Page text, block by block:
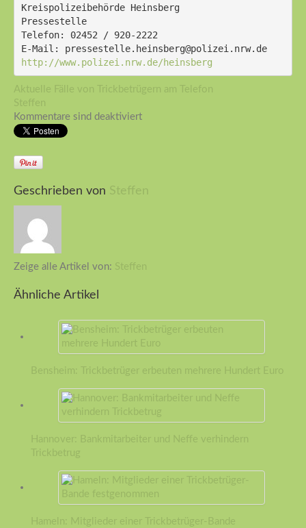
Kreispolizeibehörde Heinsberg
Pressestelle
Telefon: 02452 / 920-2222
E-Mail: pressestelle.heinsberg@polizei.nrw.de
http://www.polizei.nrw.de/heinsberg
Aktuelle Fälle von Trickbetrügern am Telefon
Steffen
Kommentare sind deaktiviert
Geschrieben von Steffen
Zeige alle Artikel von: Steffen
Ähnliche Artikel
Bensheim: Trickbetrüger erbeuten mehrere Hundert Euro
Hannover: Bankmitarbeiter und Neffe verhindern
Trickbetrug
Hameln: Mitglieder einer Trickbetrüger-Bande